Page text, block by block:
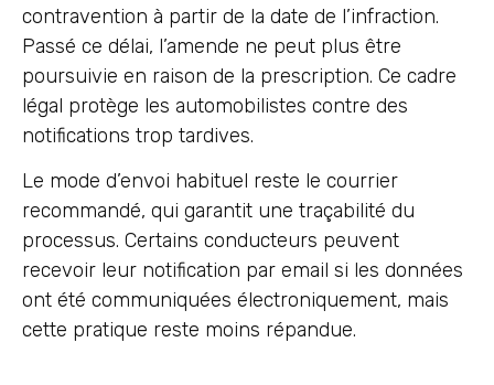
contravention à partir de la date de l’infraction.
Passé ce délai, l’amende ne peut plus être
poursuivie en raison de la prescription. Ce cadre
légal protège les automobilistes contre des
notifications trop tardives.
Le mode d’envoi habituel reste le courrier
recommandé, qui garantit une traçabilité du
processus. Certains conducteurs peuvent
recevoir leur notification par email si les données
ont été communiquées électroniquement, mais
cette pratique reste moins répandue.